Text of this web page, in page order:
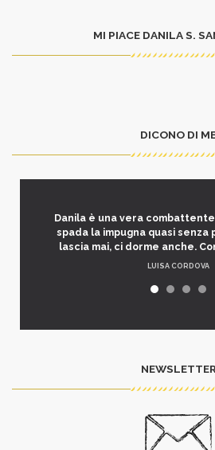
MI PIACE DANILA S.
DICONO DI
Danila è una vera
spada la impugna quasi senza
lascia mai, ci dorme anche.
LUISA CORDOVA
NEWSLETTER